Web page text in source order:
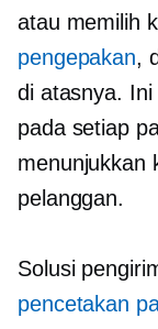
atau memilih
pengepakan,
di atasnya.
pada setiap
menunjukkan
pelanggan.
Solusi
pencetakan